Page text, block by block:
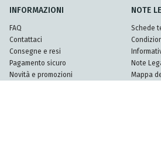
INFORMAZIONI
FAQ
Contattaci
Consegne e resi
Pagamento sicuro
Novità e promozioni
NOTE
Schede
Note
Mappa